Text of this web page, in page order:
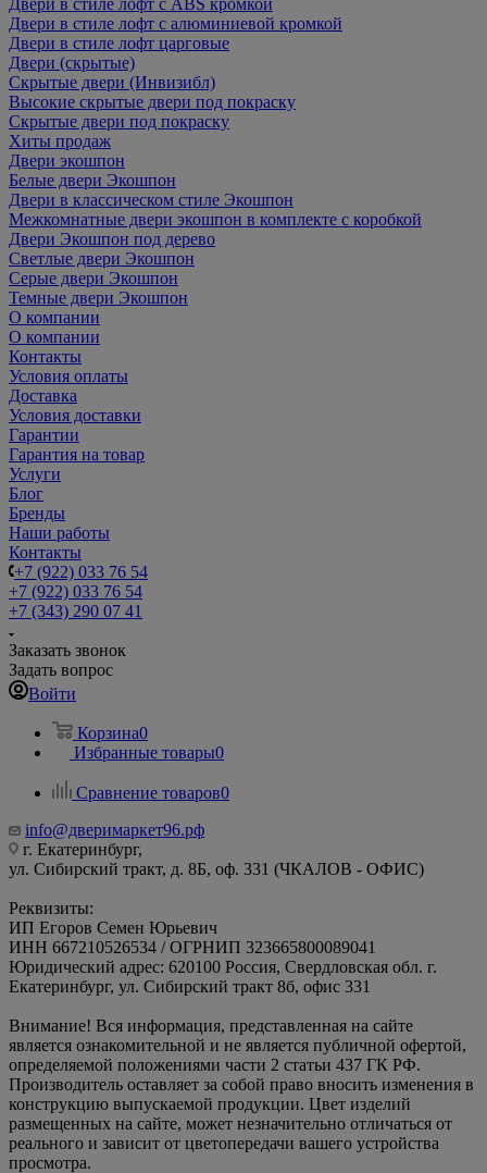
Двери в стиле лофт с ABS кромкой
Двери в стиле лофт с алюминиевой кромкой
Двери в стиле лофт царговые
Двери (скрытые)
Скрытые двери (Инвизибл)
Высокие скрытые двери под покраску
Скрытые двери под покраску
Хиты продаж
Двери экошпон
Белые двери Экошпон
Двери в классическом стиле Экошпон
Межкомнатные двери экошпон в комплекте с коробкой
Двери Экошпон под дерево
Светлые двери Экошпон
Серые двери Экошпон
Темные двери Экошпон
О компании
О компании
Контакты
Условия оплаты
Доставка
Условия доставки
Гарантии
Гарантия на товар
Услуги
Блог
Бренды
Наши работы
Контакты
+7 (922) 033 76 54
+7 (922) 033 76 54
+7 (343) 290 07 41
Заказать звонок
Задать вопрос
Войти
Корзина0
Избранные товары0
Сравнение товаров0
info@дверимаркет96.рф
г. Екатеринбург,
ул. Сибирский тракт, д. 8Б, оф. 331 (ЧКАЛОВ - ОФИС)
Реквизиты:
ИП Егоров Семен Юрьевич
ИНН 667210526534 / ОГРНИП 323665800089041
Юридический адрес: 620100 Россия, Свердловская обл. г.
Екатеринбург, ул. Сибирский тракт 8б, офис 331
Внимание! Вся информация, представленная на сайте
является ознакомительной и не является публичной офертой,
определяемой положениями части 2 статьи 437 ГК РФ.
Производитель оставляет за собой право вносить изменения в
конструкцию выпускаемой продукции. Цвет изделий
размещенных на сайте, может незначительно отличаться от
реального и зависит от цветопередачи вашего устройства
просмотра.